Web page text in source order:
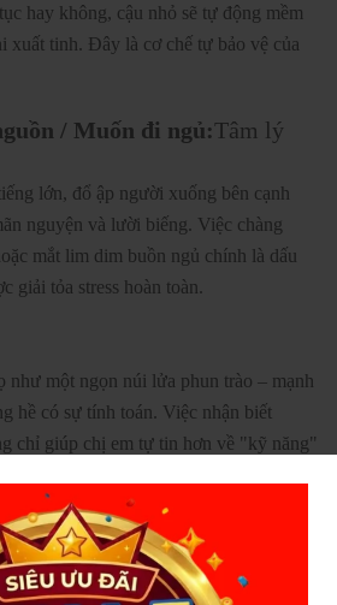
hay không, cậu nhỏ sẽ tự động mềm
xuất tinh. Đây là cơ chế tự bảo vệ của
/ Muốn đi ngủ:Tâm lý
lớn, đổ ập người xuống bên cạnh
nguyện và lười biếng. Việc chàng
mắt lim dim buồn ngủ chính là dấu
giải tỏa stress hoàn toàn.
như một ngọn núi lửa phun trào – mạnh
hề có sự tính toán. Việc nhận biết
chỉ giúp chị em tự tin hơn về "kỹ năng"
cuộc yêu tiếp theo!